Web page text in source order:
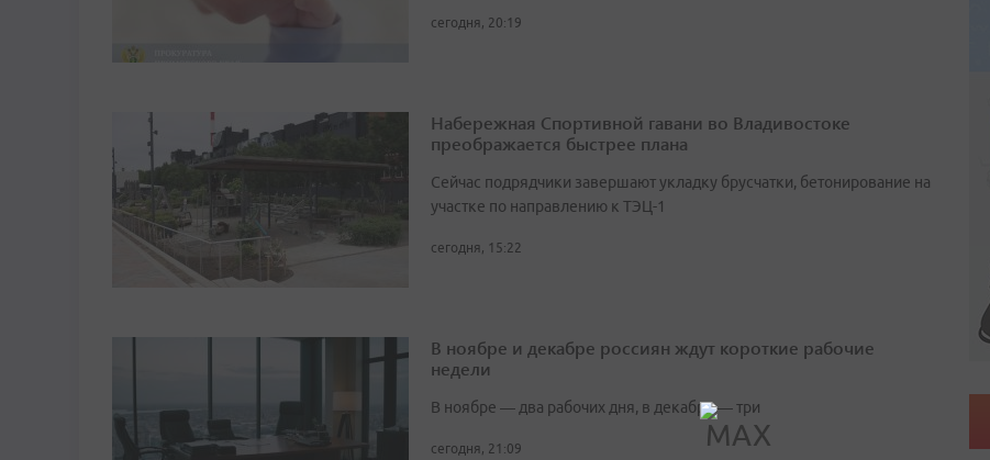
сегодня, 20:19
Набережная Спортивной гавани во Владивостоке
преображается быстрее плана
Сейчас подрядчики завершают укладку брусчатки, бетонирование на
участке по направлению к ТЭЦ-1
сегодня, 15:22
В ноябре и декабре россиян ждут короткие рабочие
недели
В ноябре — два рабочих дня, в декабре — три
сегодня, 21:09